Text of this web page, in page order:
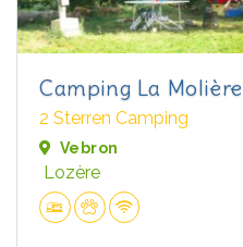
Camping La Molière
2 Sterren Camping
Vebron
Lozère